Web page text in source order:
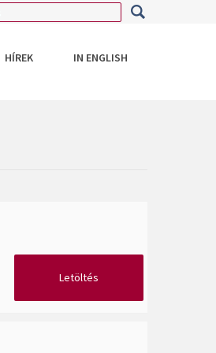
HÍREK IN ENGLISH
Letöltés